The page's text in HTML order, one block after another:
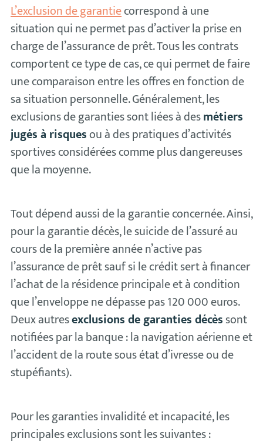
L’exclusion de garantiecorrespond à une
situation qui ne permet pas d’activer la prise en
charge de l’assurance de prêt. Tous les contrats
comportent ce type de cas, ce qui permet de faire
une comparaison entre les offres en fonction de
sa situation personnelle. Généralement, les
exclusions de garanties sont liées à desmétiers
jugés à risquesou à des pratiques d’activités
sportives considérées comme plus dangereuses
que la moyenne.
Tout dépend aussi de la garantie concernée. Ainsi,
pour la garantie décès, le suicide de l’assuré au
cours de la première année n’active pas
l’assurance de prêt sauf si le crédit sert à financer
l’achat de la résidence principale et à condition
que l’enveloppe ne dépasse pas 120 000 euros.
Deux autresexclusions de garanties décèssont
notifiées par la banque : la navigation aérienne et
l’accident de la route sous état d’ivresse ou de
stupéfiants).
Pour les garanties invalidité et incapacité, les
principales exclusions sont les suivantes :